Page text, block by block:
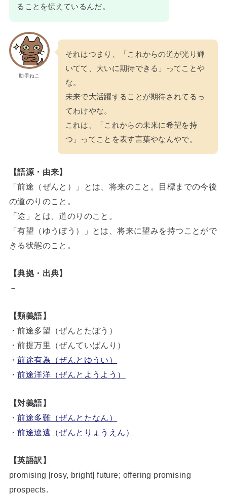
ることを伝えているんだ。
助手ねこ
それはつまり、「これからの道が光り輝
いてて、大いに期待できる」ってことや
な。
未来で大活躍することが期待されてるっ
てわけやな。
これは、「これからの未来に希望を持
つ」ってことを表す言葉やなんやで。
【語源・由来】
「前途（ぜんと）」とは、将来のこと。目標までの今後
の道のりのこと。
「途」とは、道のりのこと。
「有望（ゆうぼう）」とは、将来に望みを持つことがで
きる状態のこと。
【典拠・出典】
－
【類義語】
・前途多望（ぜんとたぼう）
・前提万里（ぜんていばんり）
・前途有為（ぜんとゆうい）
・前途洋洋（ぜんとようよう）
【対義語】
・前途多難（ぜんとたなん）
・前途遼遠（ぜんとりょうえん）
【英語訳】
promising [rosy, bright] future; offering promising
prospects.